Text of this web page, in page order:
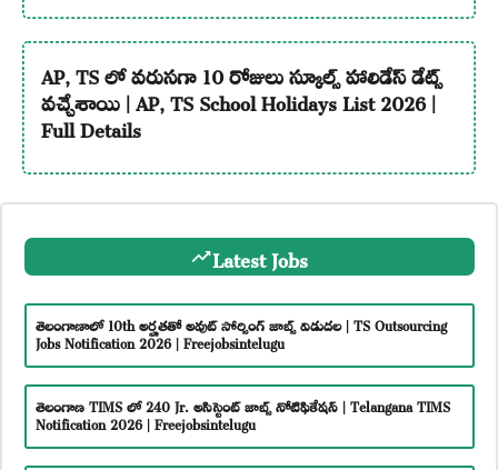
AP, TS లో వరుసగా 10 రోజులు స్కూల్స్ హాలిడేస్ డేట్స్
వచ్చేశాయి | AP, TS School Holidays List 2026 |
Full Details
Latest Jobs
తెలంగాణాలో 10th అర్హతతో అవుట్ సోర్సింగ్ జాబ్స్ విడుదల | TS Outsourcing
Jobs Notification 2026 | Freejobsintelugu
తెలంగాణ TIMS లో 240 Jr. అసిస్టెంట్ జాబ్స్ నోటిఫికేషన్ | Telangana TIMS
Notification 2026 | Freejobsintelugu